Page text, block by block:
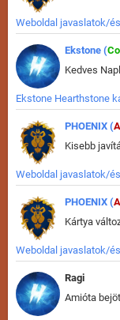
Weboldal javaslatok/
Ekstone (
Kedves
Ekstone Hearthstone
PHOENIX (
Kisebb
Weboldal javaslatok/
PHOENIX (
Weboldal javaslatok/
Ragi